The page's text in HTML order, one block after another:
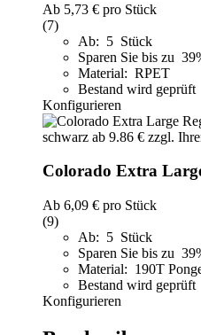
Ab 5,73 € pro Stück
(7)
Ab: 5 Stück
Sparen Sie bis zu
Material: RPET
Bestand wird geprüft
Konfigurieren
Colorado Extra
Ab 6,09 € pro Stück
(9)
Ab: 5 Stück
Sparen Sie bis zu
Material: 190T
Bestand wird geprüft
Konfigurieren